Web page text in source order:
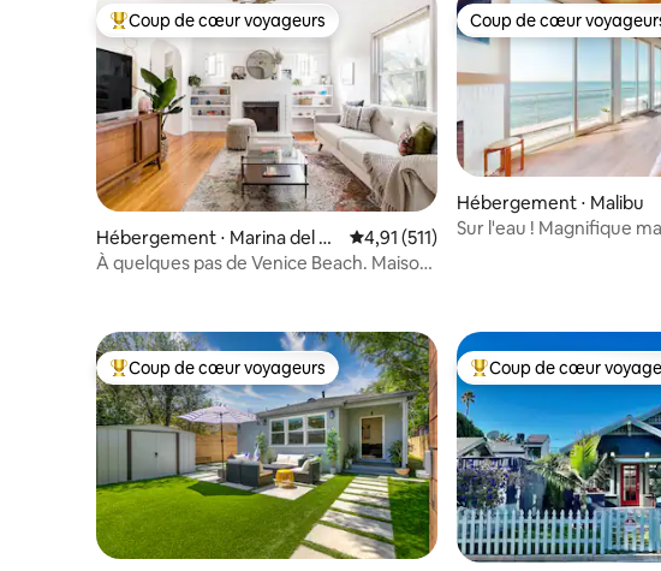
Coups de cœur voyageurs les plus appréciés
Coup de cœur voyageurs
Hébergement ⋅ Marina del Re
y
Évaluation moyenne sur la base de
4,91 (511)
À quelques pas de Venice Beach. Maison
Coup de cœur
Coup de cœur
Hébergement ⋅ Malibu
Sur l'eau ! Magnifique
Coups de cœur voyageurs les plus appréciés
Coup de cœur voyageurs Coups de cœur
Coup de cœur